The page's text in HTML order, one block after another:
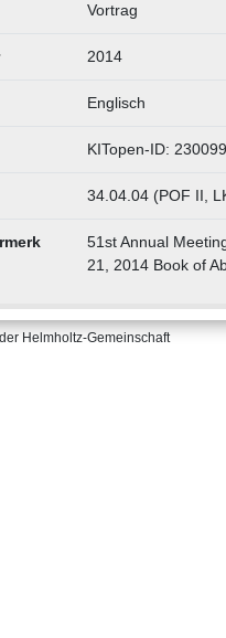
Vortrag
2014
Englisch
KITopen-ID:
34.04.04 (POF II,
51st Annual
21, 2014 Book of
Helmholtz-Gemeinschaft